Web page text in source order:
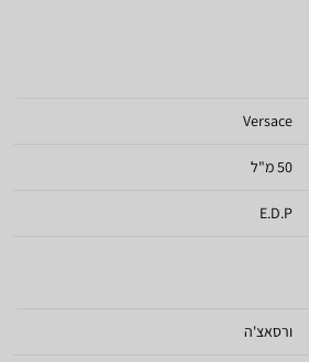
Versace
50 מ"ל
E.D.P
ורסאצ'ה